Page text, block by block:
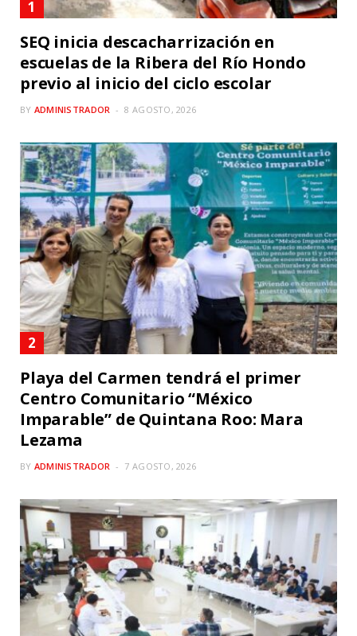
SEQ inicia descacharrización en
escuelas de la Ribera del Río Hondo
previo al inicio del ciclo escolar
BY ADMINISTRADOR 8 AGOSTO, 2026
Playa del Carmen tendrá el primer
Centro Comunitario “México
Imparable” de Quintana Roo: Mara
Lezama
BY ADMINISTRADOR 7 AGOSTO, 2026